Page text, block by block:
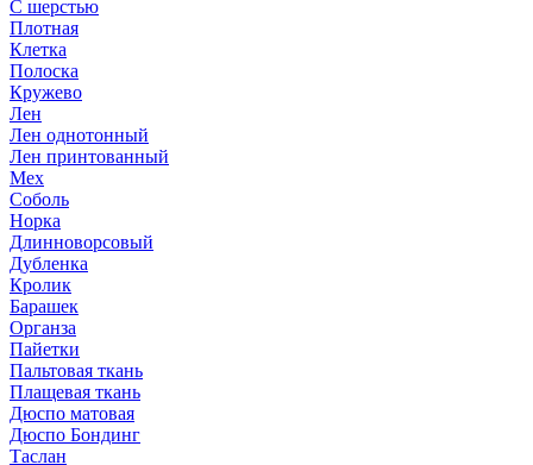
С шерстью
Плотная
Клетка
Полоска
Кружево
Лен
Лен однотонный
Лен принтованный
Мех
Соболь
Норка
Длинноворсовый
Дубленка
Кролик
Барашек
Органза
Пайетки
Пальтовая ткань
Плащевая ткань
Дюспо матовая
Дюспо Бондинг
Таслан